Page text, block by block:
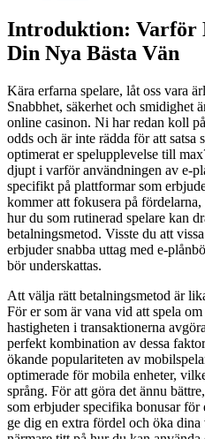
Introduktion: Varför
Din Nya Bästa Vän
Kära erfarna spelare, låt oss vara
Snabbhet, säkerhet och smidighet
online casinon. Ni har redan koll
odds och är inte rädda för att
optimerat er spelupplevelse till
djupt i varför användningen av e-
specifikt på plattformar som
kommer att fokusera på
hur du som rutinerad spelare kan
betalningsmetod. Visste du att
erbjuder snabba uttag med e-
bör underskattas.
Att välja rätt betalningsmetod är
För er som är vana vid att spela
hastigheten i transaktionerna
perfekt kombination av dessa
ökande populariteten av
optimerade för mobila enheter,
språng. För att göra det ännu
som erbjuder specifika bonusar
ge dig en extra fördel och öka